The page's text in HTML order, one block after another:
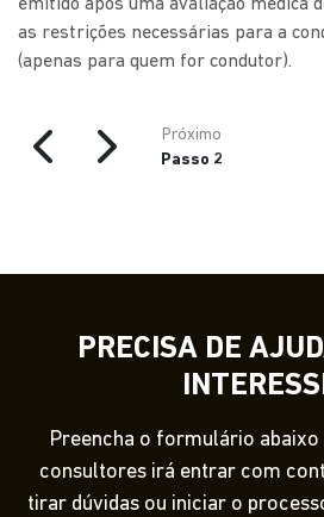
emitido após uma avaliação médica
as restrições necessárias para a
(apenas para quem for condutor).
Próximo
Passo 2
PRECISA DE
Preencha o formulário abaixo
consultores irá entrar com
tirar dúvidas ou iniciar o